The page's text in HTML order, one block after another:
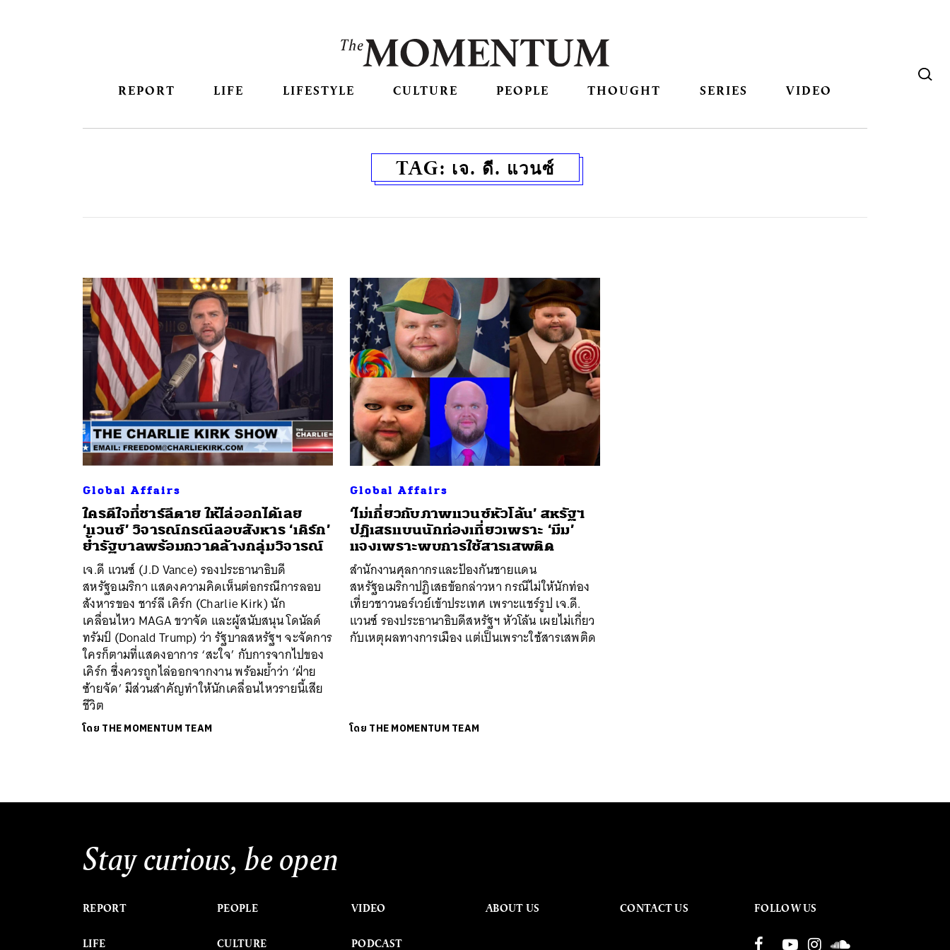
REPORT LIFE LIFESTYLE CULTURE PEOPLE THOUGHT SERIES VIDEO
TAG: เจ. ดี. แวนซ์
Global Affairs
ใครดีใจที่ชาร์ลีตาย ให้ไล่ออกได้เลย
‘แวนซ์’ วิจารณ์กรณีลอบสังหาร ‘เคิร์ก’
ย้ำรัฐบาลพร้อมกวาดล้างกลุ่มวิจารณ์
เจ.ดี แวนซ์ (J.D Vance) รองประธานาธิบดี
สหรัฐอเมริกา แสดงความคิดเห็นต่อกรณีการลอบ
สังหารของ ชาร์ลี เคิร์ก (Charlie Kirk) นัก
เคลื่อนไหว MAGA ขวาจัด และผู้สนับสนุน โดนัลด์
ทรัมป์ (Donald Trump) ว่า รัฐบาลสหรัฐฯ จะจัดการ
ใครก็ตามที่แสดงอาการ ‘สะใจ’ กับการจากไปของ
เคิร์ก ซึ่งควรถูกไล่ออกจากงาน พร้อมย้ำว่า ‘ฝ่าย
ซ้ายจัด’ มีส่วนสำคัญทำให้นักเคลื่อนไหวรายนี้เสีย
ชีวิต
โดย THE MOMENTUM TEAM
Global Affairs
‘ไม่เกี่ยวกับภาพแวนซ์หัวโล้น’ สหรัฐฯ
ปฏิเสธแบนนักท่องเที่ยวเพราะ ‘มีม’
แจงเพราะพบการใช้สารเสพติด
สำนักงานศุลกากรและป้องกันชายแดน
สหรัฐอเมริกาปฏิเสธข้อกล่าวหา กรณีไม่ให้นักท่อง
เที่ยวชาวนอร์เวย์เข้าประเทศ เพราะแชร์รูป เจ.ดี.
แวนซ์ รองประธานาธิบดีสหรัฐฯ หัวโล้น เผยไม่เกี่ยว
กับเหตุผลทางการเมือง แต่เป็นเพราะใช้สารเสพติด
โดย THE MOMENTUM TEAM
Stay curious, be open
REPORT
LIFE
PEOPLE
CULTURE
VIDEO
PODCAST
ABOUT US CONTACT US FOLLOW US
SHARE TWEET LINE EMAIL